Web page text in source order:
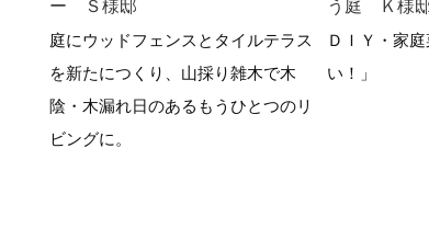
ー Ｓ様邸
庭にウッドフェンスとタイルテラス
を新たにつくり、山採り雑木で木
陰・木漏れ日のあるもうひとつのリ
ビングに。
う庭 Ｋ様
ＤＩＹ・家
い！」